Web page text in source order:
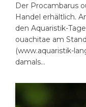
Der Procambarus
Handel erhältlich.
den Aquaristik-
ouachitae am
(www.aquaristik-
damals…